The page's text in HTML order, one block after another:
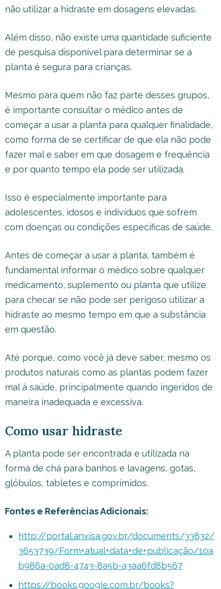
não utilizar a hidraste em dosagens elevadas.
Além disso, não existe uma quantidade suficiente
de pesquisa disponível para determinar se a
planta é segura para crianças.
Mesmo para quem não faz parte desses grupos,
é importante consultar o médico antes de
começar a usar a planta para qualquer finalidade,
como forma de se certificar de que ela não pode
fazer mal e saber em que dosagem e frequência
e por quanto tempo ela pode ser utilizada.
Isso é especialmente importante para
adolescentes, idosos e indivíduos que sofrem
com doenças ou condições específicas de saúde.
Antes de começar a usar a planta, também é
fundamental informar o médico sobre qualquer
medicamento, suplemento ou planta que utilize
para checar se não pode ser perigoso utilizar a
hidraste ao mesmo tempo em que a substância
em questão.
Até porque, como você já deve saber, mesmo os
produtos naturais como as plantas podem fazer
mal à saúde, principalmente quando ingeridos de
maneira inadequada e excessiva.
Como usar hidraste
A planta pode ser encontrada e utilizada na
forma de chá para banhos e lavagens, gotas,
glóbulos, tabletes e comprimidos.
Fontes e Referências Adicionais:
http://portal.anvisa.gov.br/documents/33832/
3653739/Form+atual+data+de+publicação/10a
b986a-0ad8-4743-8a5b-a3aa6fd8b567
https://books.google.com.br/books?